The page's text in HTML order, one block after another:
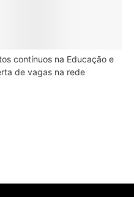
contínuos na Educação e
de vagas na rede